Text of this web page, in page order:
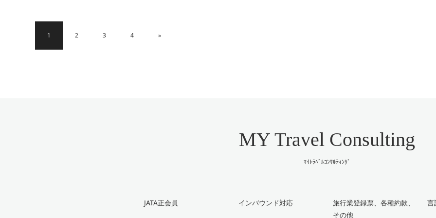
1 2 3 4 »
MY Travel Consulting
ﾏｲﾄﾗﾍﾞﾙｺﾝｻﾙﾃｨﾝｸﾞ
JATA正会員 インバウンド対応
旅行業登録票、各種約款、
その他
言